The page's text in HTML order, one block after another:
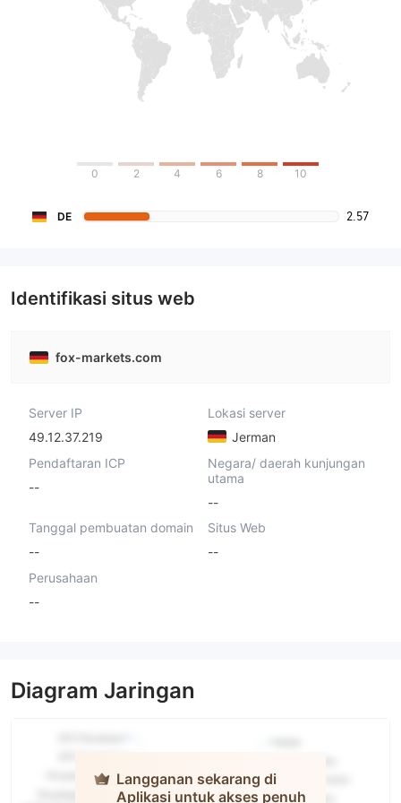
0 2 4 6 8 10
DE 2.57
Identifikasi situs web
fox-markets.com
Server IP
49.12.37.219
Lokasi server
Jerman
Pendaftaran ICP
--
Negara/ daerah kunjungan
utama
--
Tanggal pembuatan domain
--
Situs Web
--
Perusahaan
--
Diagram Jaringan
Langganan sekarang di
Aplikasi untuk akses penuh